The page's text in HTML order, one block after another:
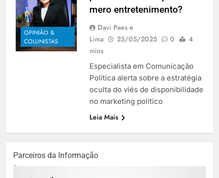
OPINIÃO &
COLUNISTAS
mero entretenimento?
Davi Paes e
Lima
23/05/2025 0
4
mins
Especialista em Comunicação
Política alerta sobre a estratégia
oculta do viés de disponibilidade
no marketing político
Leia Mais
Parceiros da Informação